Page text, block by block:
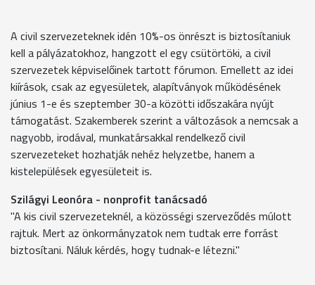
A civil szervezeteknek idén 10%-os önrészt is biztosítaniuk
kell a pályázatokhoz, hangzott el egy csütörtöki, a civil
szervezetek képviselőinek tartott fórumon. Emellett az idei
kiírások, csak az egyesületek, alapítványok működésének
június 1-e és szeptember 30-a közötti időszakára nyújt
támogatást. Szakemberek szerint a változások a nemcsak a
nagyobb, irodával, munkatársakkal rendelkező civil
szervezeteket hozhatják nehéz helyzetbe, hanem a
kistelepülések egyesületeit is.
Szilágyi Leonóra - nonprofit tanácsadó
"A kis civil szervezeteknél, a közösségi szerveződés múlott
rajtuk. Mert az önkormányzatok nem tudtak erre forrást
biztosítani. Náluk kérdés, hogy tudnak-e létezni."